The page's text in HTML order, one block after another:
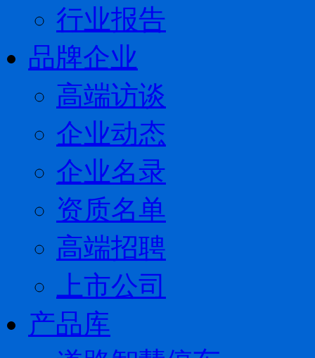
行业报告
品牌企业
高端访谈
企业动态
企业名录
资质名单
高端招聘
上市公司
产品库